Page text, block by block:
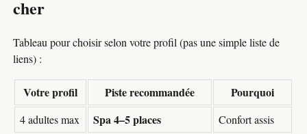
cher
Tableau pour choisir selon votre profil (pas une simple liste de
liens) :
Votre profil Piste recommandée Pourquoi
4 adultes max Spa 4–5 places
Confort assis